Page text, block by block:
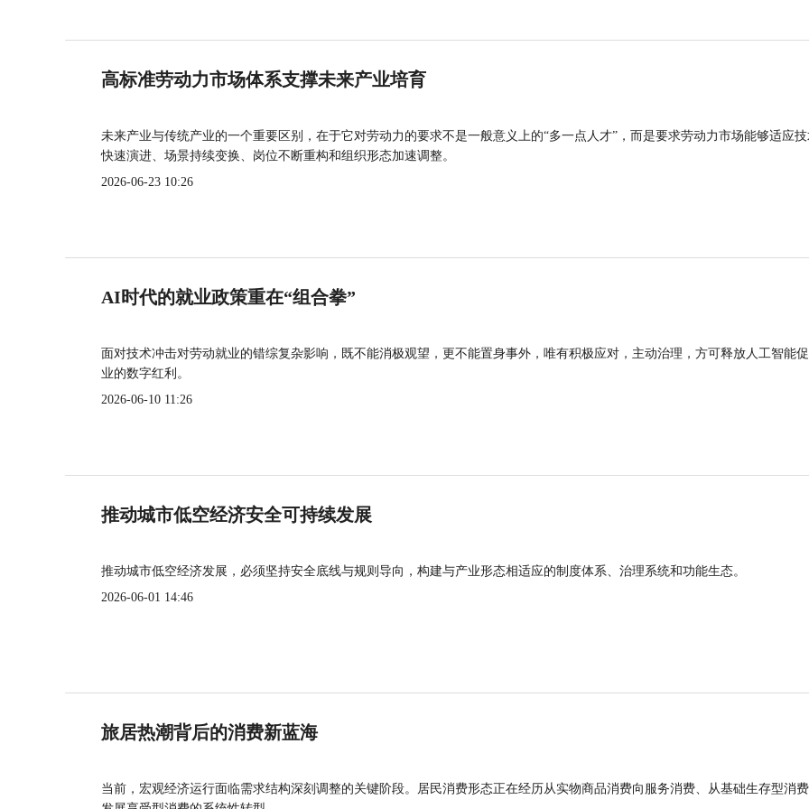
高标准劳动力市场体系支撑未来产业培育
未来产业与传统产业的一个重要区别，在于它对劳动力的要求不是一般意义上的“多一点人才”，而是要求劳动力市场能够适应
快速演进、场景持续变换、岗位不断重构和组织形态加速调整。
2026-06-23 10:26
AI时代的就业政策重在“组合拳”
面对技术冲击对劳动就业的错综复杂影响，既不能消极观望，更不能置身事外，唯有积极应对，主动治理，方可释放人工智能
业的数字红利。
2026-06-10 11:26
推动城市低空经济安全可持续发展
推动城市低空经济发展，必须坚持安全底线与规则导向，构建与产业形态相适应的制度体系、治理系统和功能生态。
2026-06-01 14:46
旅居热潮背后的消费新蓝海
当前，宏观经济运行面临需求结构深刻调整的关键阶段。居民消费形态正在经历从实物商品消费向服务消费、从基础生存型消